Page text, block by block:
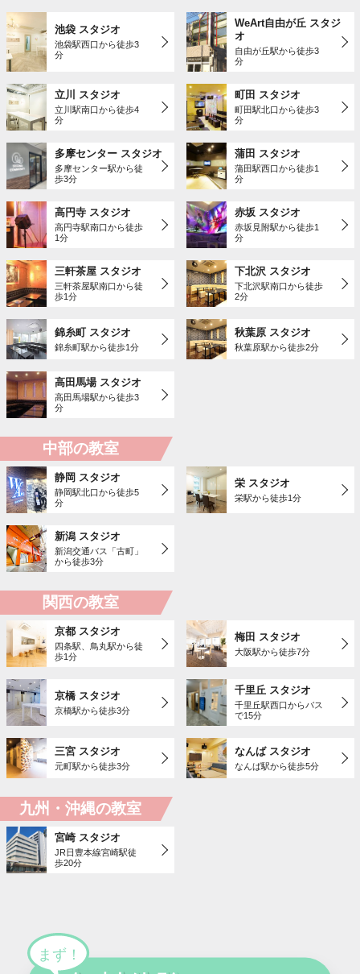
池袋 スタジオ
池袋駅西口から徒歩3
分
WeArt自由が丘 スタジ
オ
自由が丘駅から徒歩3
分
立川 スタジオ
立川駅南口から徒歩4
分
町田 スタジオ
町田駅北口から徒歩3
分
多摩センター スタジオ
多摩センター駅から徒
歩3分
蒲田 スタジオ
蒲田駅西口から徒歩1
分
高円寺 スタジオ
高円寺駅南口から徒歩
1分
赤坂 スタジオ
赤坂見附駅から徒歩1
分
三軒茶屋 スタジオ
三軒茶屋駅南口から徒
歩1分
下北沢 スタジオ
下北沢駅南口から徒歩
2分
錦糸町 スタジオ
錦糸町駅から徒歩1分
秋葉原 スタジオ
秋葉原駅から徒歩2分
高田馬場 スタジオ
高田馬場駅から徒歩3
分
中部の教室
静岡 スタジオ
静岡駅北口から徒歩5
分
栄 スタジオ
栄駅から徒歩1分
新潟 スタジオ
新潟交通バス「古町」
から徒歩3分
関西の教室
京都 スタジオ
四条駅、鳥丸駅から徒
歩1分
梅田 スタジオ
大阪駅から徒歩7分
京橋 スタジオ
京橋駅から徒歩3分
千里丘 スタジオ
千里丘駅西口からバス
で15分
三宮 スタジオ
元町駅から徒歩3分
なんば スタジオ
なんば駅から徒歩5分
九州・沖縄の教室
宮崎 スタジオ
JR日豊本線宮崎駅徒
歩20分